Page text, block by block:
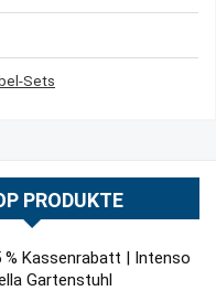
Sets
PRODUKTE
% Kassenrabatt | Intenso
Gartenstuhl